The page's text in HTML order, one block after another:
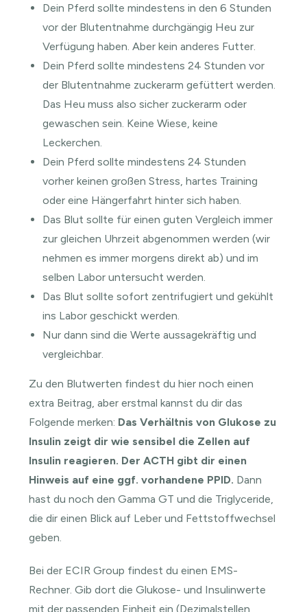
Dein Pferd sollte mindestens in den 6 Stunden
vor der Blutentnahme durchgängig Heu zur
Verfügung haben. Aber kein anderes Futter.
Dein Pferd sollte mindestens 24 Stunden vor
der Blutentnahme zuckerarm gefüttert werden.
Das Heu muss also sicher zuckerarm oder
gewaschen sein. Keine Wiese, keine
Leckerchen.
Dein Pferd sollte mindestens 24 Stunden
vorher keinen großen Stress, hartes Training
oder eine Hängerfahrt hinter sich haben.
Das Blut sollte für einen guten Vergleich immer
zur gleichen Uhrzeit abgenommen werden (wir
nehmen es immer morgens direkt ab) und im
selben Labor untersucht werden.
Das Blut sollte sofort zentrifugiert und gekühlt
ins Labor geschickt werden.
Nur dann sind die Werte aussagekräftig und
vergleichbar.
Zu den Blutwerten findest duhier noch einen
extra Beitrag, aber erstmal kannst du dir das
Folgende merken: Das Verhältnis von Glukose zu
Insulin zeigt dir wie sensibel die Zellen auf
Insulin reagieren. Der ACTH gibt dir einen
Hinweis auf eine ggf. vorhandene PPID. Dann
hast du noch den Gamma GT und die Triglyceride,
die dir einen Blick auf Leber und Fettstoffwechsel
geben.
Bei der ECIR Group findest du einen EMS-
Rechner . Gib dort die Glukose- und Insulinwerte
mit der passenden Einheit ein (Dezimalstellen